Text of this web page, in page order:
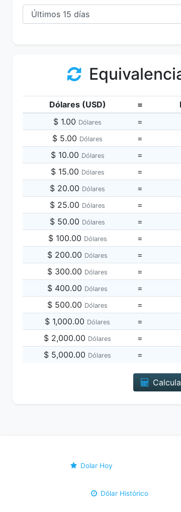
Dólares (USD) =
$ 1.00 Dólares =
$ 5.00 Dólares =
$ 10.00 Dólares =
$ 15.00 Dólares =
$ 20.00 Dólares =
$ 25.00 Dólares =
$ 50.00 Dólares =
$ 100.00 Dólares =
$ 200.00 Dólares =
$ 300.00 Dólares =
$ 400.00 Dólares =
$ 500.00 Dólares =
$ 1,000.00 Dólares =
$ 2,000.00 Dólares =
$ 5,000.00 Dólares =
Dolar Hoy
Dólar Histórico